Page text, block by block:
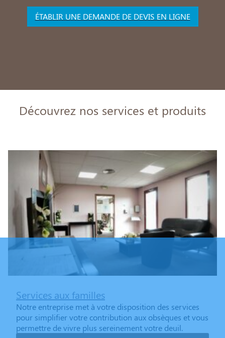
ÉTABLIR UNE DEMANDE DE DEVIS EN LIGNE
Découvrez nos services et produits
Services aux familles
Notre entreprise met à votre disposition des services
pour simplifier votre contribution aux obsèques et vous
permettre de vivre plus sereinement votre deuil.